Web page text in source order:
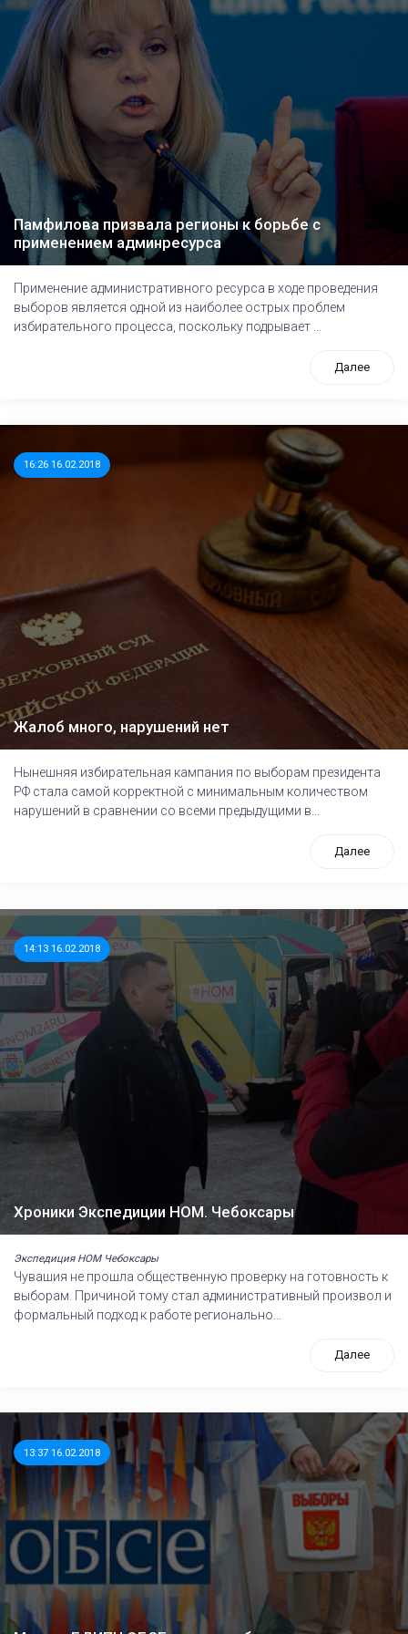
Памфилова призвала регионы к борьбе с
применением админресурса
Применение административного ресурса в ходе проведения
выборов является одной из наиболее острых проблем
избирательного процесса, поскольку подрывает ...
Далее
16:26 16.02.2018
Жалоб много, нарушений нет
Нынешняя избирательная кампания по выборам президента
РФ стала самой корректной с минимальным количеством
нарушений в сравнении со всеми предыдущими в...
Далее
14:13 16.02.2018
Хроники Экспедиции НОМ. Чебоксары
Экспедиция НОМ Чебоксары
Чувашия не прошла общественную проверку на готовность к
выборам. Причиной тому стал административный произвол и
формальный подход к работе регионально...
Далее
13:37 16.02.2018